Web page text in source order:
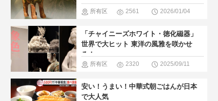
気・おすす
文化遺産
所有区
巡る ＃博
物館 ＃人
め
2561 2026/01/04
「チャイニーズホワイト・徳化磁器」
世界で大ヒット 東洋の風雅を咲かせ
る！
所有区
文化遺産
2320 2025/09/11
安い！うまい！中華式朝ごはんが日本
で大人気